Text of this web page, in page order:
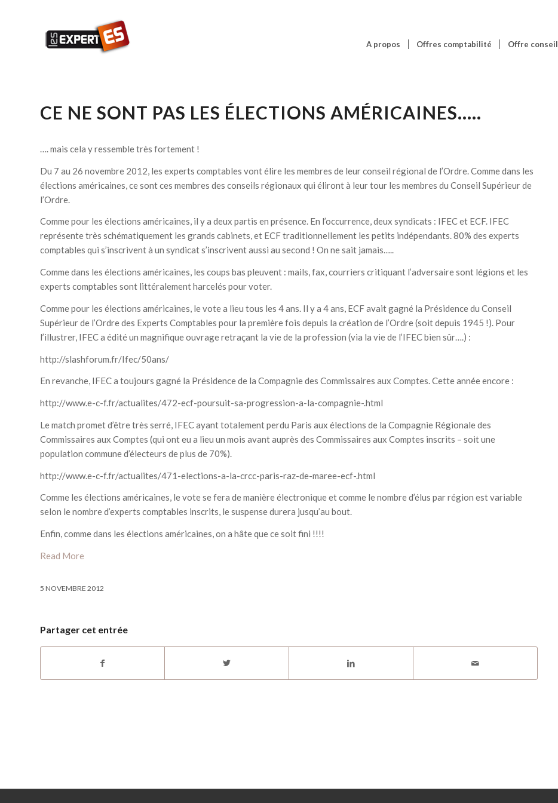
A propos Offres comptabilité Offre conseil
CE NE SONT PAS LES ÉLECTIONS AMÉRICAINES…..
…. mais cela y ressemble très fortement !
Du 7 au 26 novembre 2012, les experts comptables vont élire les membres de leur conseil régional de l’Ordre. Comme dans les
élections américaines, ce sont ces membres des conseils régionaux qui éliront à leur tour les membres du Conseil Supérieur de
l’Ordre.
Comme pour les élections américaines, il y a deux partis en présence. En l’occurrence, deux syndicats : IFEC et ECF. IFEC
représente très schématiquement les grands cabinets, et ECF traditionnellement les petits indépendants. 80% des experts
comptables qui s’inscrivent à un syndicat s’inscrivent aussi au second ! On ne sait jamais…..
Comme dans les élections américaines, les coups bas pleuvent : mails, fax, courriers critiquant l’adversaire sont légions et les
experts comptables sont littéralement harcelés pour voter.
Comme pour les élections américaines, le vote a lieu tous les 4 ans. Il y a 4 ans, ECF avait gagné la Présidence du Conseil
Supérieur de l’Ordre des Experts Comptables pour la première fois depuis la création de l’Ordre (soit depuis 1945 !). Pour
l’illustrer, IFEC a édité un magnifique ouvrage retraçant la vie de la profession (via la vie de l’IFEC bien sûr….) :
http://slashforum.fr/Ifec/50ans/
En revanche, IFEC a toujours gagné la Présidence de la Compagnie des Commissaires aux Comptes. Cette année encore :
http://www.e-c-f.fr/actualites/472-ecf-poursuit-sa-progression-a-la-compagnie-.html
Le match promet d’être très serré, IFEC ayant totalement perdu Paris aux élections de la Compagnie Régionale des
Commissaires aux Comptes (qui ont eu a lieu un mois avant auprès des Commissaires aux Comptes inscrits – soit une
population commune d’électeurs de plus de 70%).
http://www.e-c-f.fr/actualites/471-elections-a-la-crcc-paris-raz-de-maree-ecf-.html
Comme les élections américaines, le vote se fera de manière électronique et comme le nombre d’élus par région est variable
selon le nombre d’experts comptables inscrits, le suspense durera jusqu’au bout.
Enfin, comme dans les élections américaines, on a hâte que ce soit fini !!!!
Read More
5 NOVEMBRE 2012
Partager cet entrée